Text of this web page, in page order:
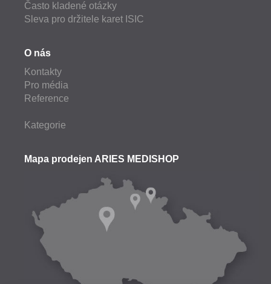
Často kladené otázky
Sleva pro držitele karet ISIC
O nás
Kontakty
Pro média
Reference
Kategorie
Mapa prodejen ARIES MEDISHOP